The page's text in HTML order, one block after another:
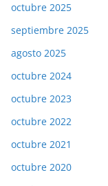
octubre 2025
septiembre 2025
agosto 2025
octubre 2024
octubre 2023
octubre 2022
octubre 2021
octubre 2020